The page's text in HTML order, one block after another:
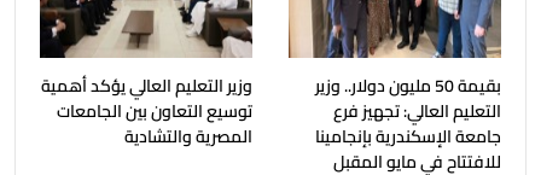
بقيمة 50 مليون دولار.. وزير
التعليم العالي: تجهيز فرع
جامعة الإسكندرية بإنجامينا
للافتتاح في مايو المقبل
وزير التعليم العالي يؤكد أهمية
توسيع التعاون بين الجامعات
المصرية والتشادية